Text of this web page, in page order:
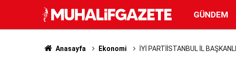
GÜNDEM
Anasayfa Ekonomi İYİ PARTİİSTANBUL İL